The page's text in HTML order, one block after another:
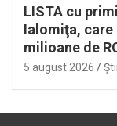
LISTA cu
Ialomiţa, care
milioane de
5 august 2026